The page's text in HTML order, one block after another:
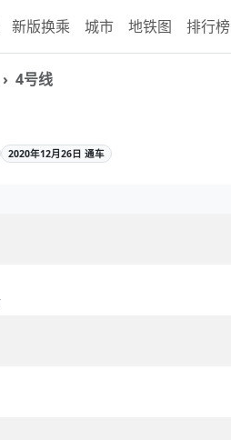
新版换乘 城市 地铁图 排行榜
4号线
概览
2020年12月26日 通车